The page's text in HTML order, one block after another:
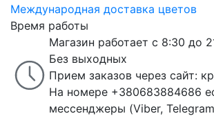
Международная доставка цветов
Время работы
Магазин работает с 8:30 до
Без выходных
Прием заказов через сайт:
На номере +380683884686
мессенджеры (Viber,